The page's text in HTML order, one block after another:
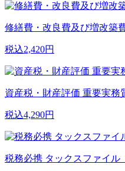
修繕費・改良費及び増改築
税込2,420円
資産税・財産評価 重要実務
税込4,290円
税務必携 タックスファイル